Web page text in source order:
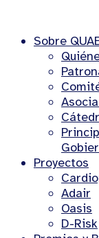
Sobre
Proyectos
Adair
Oasis
D-Risk